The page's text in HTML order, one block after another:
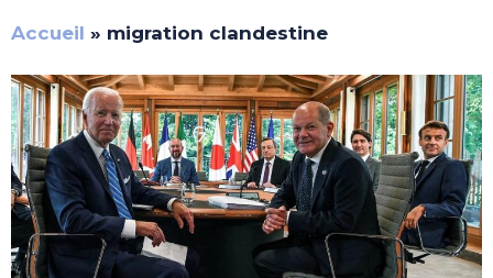
Accueil » migration clandestine